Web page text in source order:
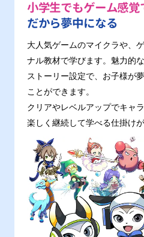
小学生でもゲーム感
だから夢中になる
大人気ゲームのマイクラや、
ナル教材で学びます。魅力的
ストーリー設定で、お子様が
ことができます。
クリアやレベルアップでキャ
楽しく継続して学べる仕掛け